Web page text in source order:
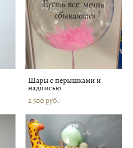
Шары с перышками и
надписью
2 500 pуб.